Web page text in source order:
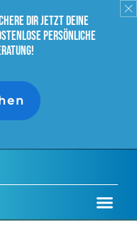
dir jetzt deine
persönliche